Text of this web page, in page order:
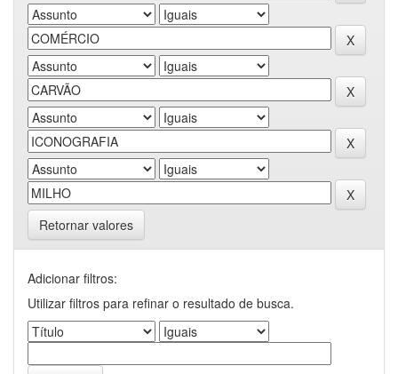
Retornar valores
Adicionar filtros:
Utilizar filtros para refinar o resultado de busca.